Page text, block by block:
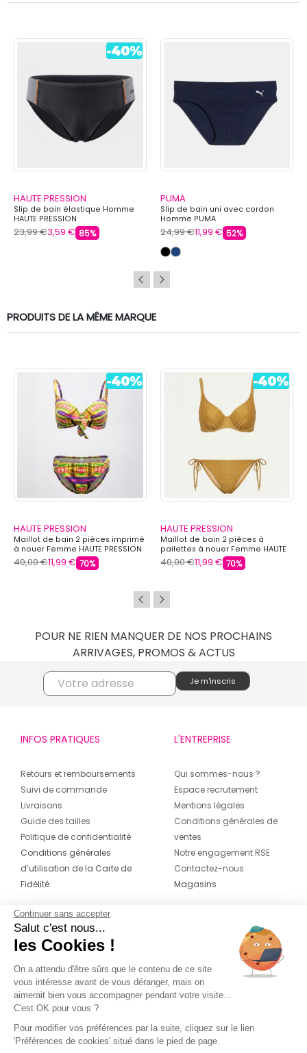
HAUTE PRESSION
Slip de bain élastique Homme
HAUTE PRESSION
23,99 €3,59 € 85%
PUMA
Slip de bain uni avec cordon
Homme PUMA
24,99 €11,99 € 52%
PRODUITS DE LA MÊME MARQUE
HAUTE PRESSION
Maillot de bain 2 pièces imprimé
à nouer Femme HAUTE PRESSION
40,00 €11,99 € 70%
HAUTE PRESSION
Maillot de bain 2 pièces à
pailettes à nouer Femme HAUTE
PRESSION
40,00 €11,99 € 70%
POUR NE RIEN MANQUER DE NOS PROCHAINS
ARRIVAGES, PROMOS & ACTUS
INFOS PRATIQUES
Retours et remboursements
Suivi de commande
Livraisons
Guide des tailles
Politique de confidentialité
Conditions générales
d’utilisation de la Carte de
Fidélité
L'ENTREPRISE
Qui sommes-nous ?
Espace recrutement
Mentions légales
Conditions générales de
ventes
Notre engagement RSE
Contactez-nous
Magasins
CONTACT
04 42 20 78 42
Du lundi au jeudi de 8h30 à 16h30 & le
vendredi de 8h30 à 15h30
Continuer sans accepter
Salut c'est nous...
les Cookies !
On a attendu d'être sûrs que le contenu de ce site
vous intéresse avant de vous déranger, mais on
aimerait bien vous accompagner pendant votre visite...
C'est OK pour vous ?
Pour modifier vos préférences par la suite, cliquez sur le lien
'Préférences de cookies' situé dans le pied de page.